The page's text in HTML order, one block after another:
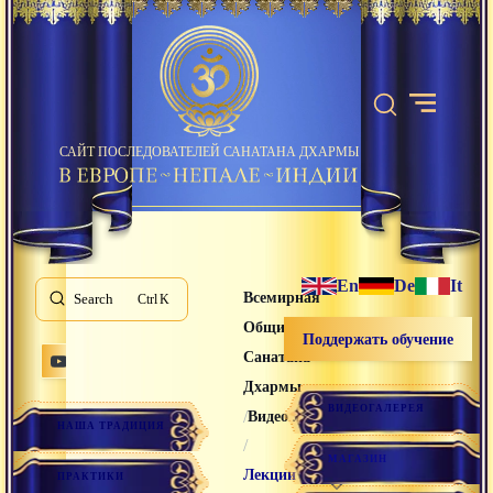
САЙТ ПОСЛЕДОВАТЕЛЕЙ САНАТАНА ДХАРМЫ
Search K
НАША ТРАДИЦИЯ
ПРАКТИКИ
Всемирная
Община
Санатана
Дхармы
/Видео лекции
/
Лекции
En De It
Поддержать обучение
ВИДЕОГАЛЕРЕЯ
МАГАЗИН